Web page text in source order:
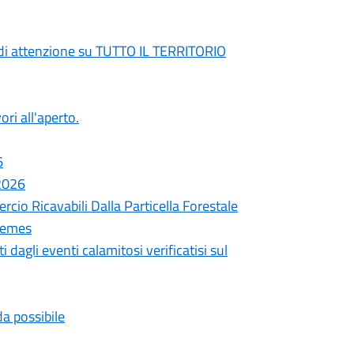
su TUTTO IL TERRITORIO
all'aperto.
Ricavabili Dalla Particella Forestale
dagli eventi calamitosi verificatisi sul
possibile